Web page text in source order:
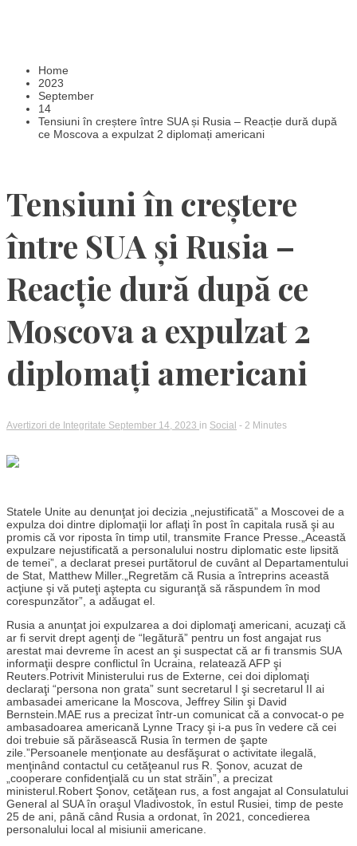
Home
2023
September
14
Tensiuni în creștere între SUA și Rusia – Reacție dură după
ce Moscova a expulzat 2 diplomați americani
Tensiuni în creștere
între SUA și Rusia –
Reacție dură după ce
Moscova a expulzat 2
diplomați americani
Avertizori de Integritate September 14, 2023 in Social - 2 Minutes
Statele Unite au denunţat joi decizia „nejustificată” a Moscovei de a
expulza doi dintre diplomaţii lor aflaţi în post în capitala rusă şi au
promis că vor riposta în timp util, transmite France Presse.„Această
expulzare nejustificată a personalului nostru diplomatic este lipsită
de temei”, a declarat presei purtătorul de cuvânt al Departamentului
de Stat, Matthew Miller.„Regretăm că Rusia a întreprins această
acţiune şi vă puteţi aştepta cu siguranţă să răspundem în mod
corespunzător”, a adăugat el.
Rusia a anunţat joi expulzarea a doi diplomaţi americani, acuzaţi că
ar fi servit drept agenţi de “legătură” pentru un fost angajat rus
arestat mai devreme în acest an şi suspectat că ar fi transmis SUA
informaţii despre conflictul în Ucraina, relatează AFP şi
Reuters.Potrivit Ministerului rus de Externe, cei doi diplomaţi
declaraţi “persona non grata” sunt secretarul I şi secretarul II ai
ambasadei americane la Moscova, Jeffrey Silin şi David
Bernstein.MAE rus a precizat într-un comunicat că a convocat-o pe
ambasadoarea americană Lynne Tracy şi i-a pus în vedere că cei
doi trebuie să părăsească Rusia în termen de şapte
zile.”Persoanele menţionate au desfăşurat o activitate ilegală,
menţinând contactul cu cetăţeanul rus R. Şonov, acuzat de
„cooperare confidenţială cu un stat străin”, a precizat
ministerul.Robert Şonov, cetăţean rus, a fost angajat al Consulatului
General al SUA în oraşul Vladivostok, în estul Rusiei, timp de peste
25 de ani, până când Rusia a ordonat, în 2021, concedierea
personalului local al misiunii americane.